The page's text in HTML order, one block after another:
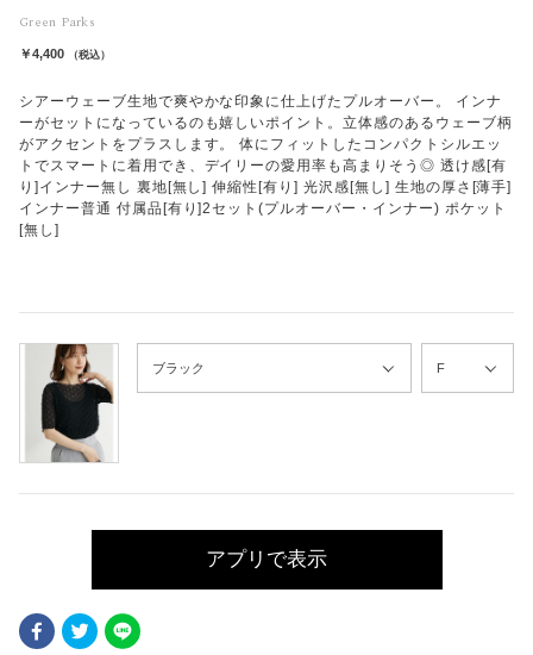
Green Parks
￥4,400 （税込）
シアーウェーブ生地で爽やかな印象に仕上げたプルオーバー。 インナ
ーがセットになっているのも嬉しいポイント。立体感のあるウェーブ柄
がアクセントをプラスします。 体にフィットしたコンパクトシルエッ
トでスマートに着用でき、デイリーの愛用率も高まりそう◎ 透け感[有
り]インナー無し 裏地[無し] 伸縮性[有り] 光沢感[無し] 生地の厚さ[薄手]
インナー普通 付属品[有り]2セット(プルオーバー・インナー) ポケット
[無し]
アプリで表示
FacebookTwitter